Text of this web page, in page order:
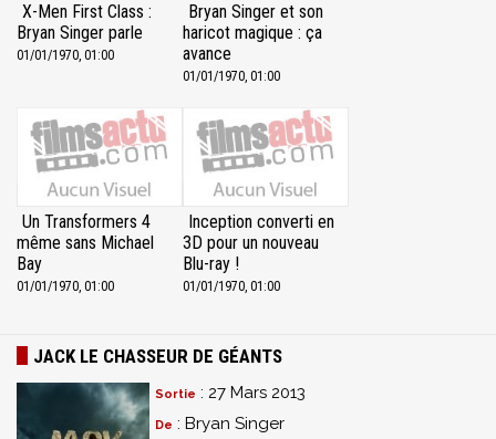
X-Men First Class :
Bryan Singer parle
01/01/1970, 01:00
Bryan Singer et son
haricot magique : ça
avance
01/01/1970, 01:00
Un Transformers 4
même sans Michael
Bay
01/01/1970, 01:00
Inception converti en
3D pour un nouveau
Blu-ray !
01/01/1970, 01:00
JACK LE CHASSEUR DE GÉANTS
Sortie : 27 Mars 2013
De : Bryan Singer